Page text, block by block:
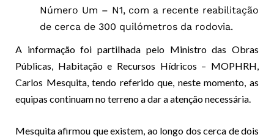
Número Um – N1, com a recente reabilitação
de cerca de 300 quilómetros da rodovia.
A informação foi partiIhada pelo Ministro das Obras
Públicas, Habitação e Recursos Hídricos – MOPHRH,
Carlos Mesquita, tendo referido que, neste momento, as
equipas continuam no terreno a dar a atenção necessária.
Mesquita afirmou que existem, ao longo dos cerca de dois